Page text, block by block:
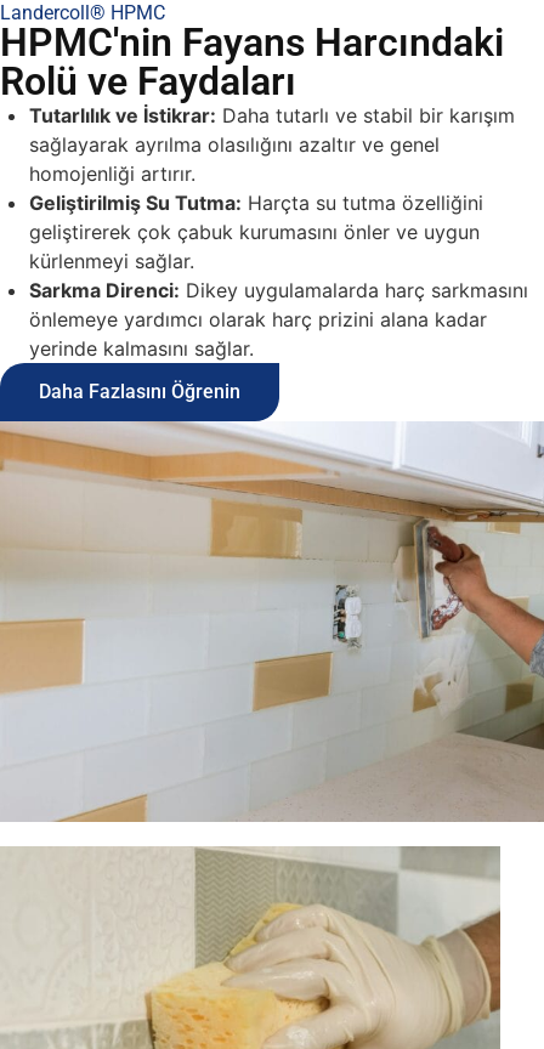
Landercoll® HPMC
HPMC'nin Fayans Harcındaki
Rolü ve Faydaları
Tutarlılık ve İstikrar: Daha tutarlı ve stabil bir karışım
sağlayarak ayrılma olasılığını azaltır ve genel
homojenliği artırır.
Geliştirilmiş Su Tutma: Harçta su tutma özelliğini
geliştirerek çok çabuk kurumasını önler ve uygun
kürlenmeyi sağlar.
Sarkma Direnci: Dikey uygulamalarda harç sarkmasını
önlemeye yardımcı olarak harç prizini alana kadar
yerinde kalmasını sağlar.
Daha Fazlasını Öğrenin